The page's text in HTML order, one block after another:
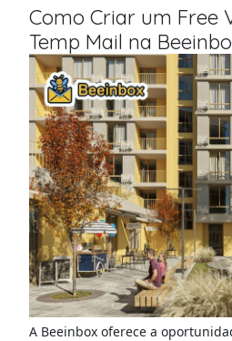
Como Criar um Free
Temp Mail na
A Beeinbox oferece a